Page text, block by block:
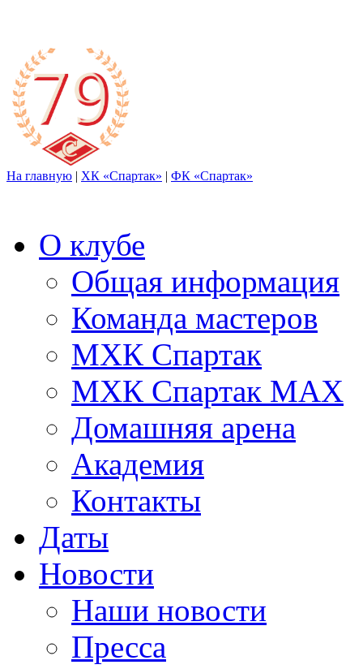
На главную | ХК «Спартак» | ФК «Спартак»
О клубе
Общая информация
Команда мастеров
МХК Спартак
МХК Спартак МАХ
Домашняя арена
Академия
Контакты
Даты
Новости
Наши новости
Пресса